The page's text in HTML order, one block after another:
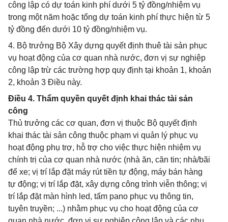
công lập có dự toán kinh phí dưới 5 tỷ đồng/nhiệm vụ
trong một năm hoặc tổng dự toán kinh phí thực hiện từ 5
tỷ đồng đến dưới 10 tỷ đồng/nhiệm vụ.
4. Bộ trưởng Bộ Xây dựng quyết định thuê tài sản phục
vụ hoạt động của cơ quan nhà nước, đơn vị sự nghiệp
công lập trừ các trường hợp quy định tại khoản 1, khoản
2, khoản 3 Điều này.
Điều 4. Thẩm quyền quyết định khai thác tài sản
công
Thủ trưởng các cơ quan, đơn vị thuộc Bộ quyết định
khai thác tài sản công thuộc phạm vi quản lý phục vụ
hoạt động phụ trợ, hỗ trợ cho việc thực hiện nhiệm vụ
chính trị của cơ quan nhà nước (nhà ăn, căn tin; nhà/bãi
để xe; vị trí lắp đặt máy rút tiền tự động, máy bán hàng
tự động; vị trí lắp đặt, xây dựng công trình viễn thông; vị
trí lắp đặt màn hình led, tấm pano phục vụ thông tin,
tuyên truyền; ...) nhằm phục vụ cho hoạt động của cơ